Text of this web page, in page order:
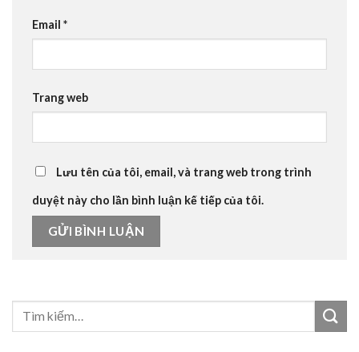
Email *
Trang web
Lưu tên của tôi, email, và trang web trong trình
duyệt này cho lần bình luận kế tiếp của tôi.